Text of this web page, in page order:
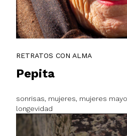
RETRATOS CON ALMA
Pepita
sonrisas, mujeres, mujeres
longevidad